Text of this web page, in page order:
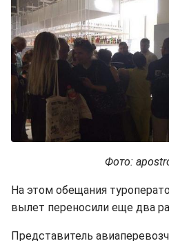
Фото:
На этом обещания
вылет переносили еще два
Представитель